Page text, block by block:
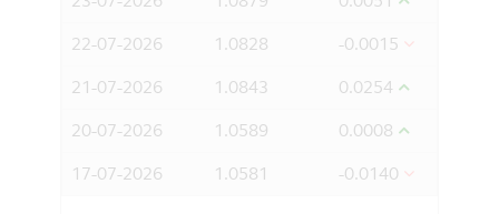
dapat mengakses maklumat dari dalam
bersetuju dengan pengecualian oleh
untuk apa-apa kerugian (terus atau
sebaliknya) yang timbul daripada
22-07-2026 1.0828 -0.0015
21-07-2026 1.0843 0.0254
20-07-2026 1.0589 0.0008
17-07-2026 1.0581 -0.0140